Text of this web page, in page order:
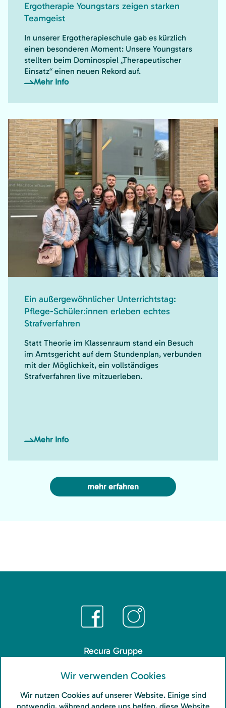
Ergotherapie Youngstars zeigen starken
Teamgeist
In unserer Ergotherapieschule gab es kürzlich
einen besonderen Moment: Unsere Youngstars
stellten beim Dominospiel „Therapeutischer
Einsatz“ einen neuen Rekord auf.
Mehr Info
Ein außergewöhnlicher Unterrichtstag:
Pflege-Schüler:innen erleben echtes
Strafverfahren
Statt Theorie im Klassenraum stand ein Besuch
im Amtsgericht auf dem Stundenplan, verbunden
mit der Möglichkeit, ein vollständiges
Strafverfahren live mitzuerleben.
Mehr Info
mehr erfahren
Recura Gruppe
Veranstaltungen
Impressum
Wir verwenden Cookies
Wir nutzen Cookies auf unserer Website. Einige sind